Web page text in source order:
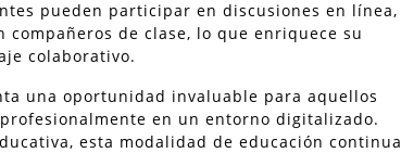
pueden participar en discusiones en línea,
de clase, lo que enriquece su
colaborativo.
una oportunidad invaluable para aquellos
en un entorno digitalizado.
esta modalidad de educación continua